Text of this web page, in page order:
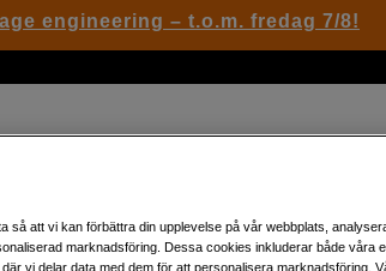
mount
Artikelnummer: 1026520
CN-E18-80mm T4,4L IS KAS
engineering – t.o.m. fredag 7/8!
så att vi kan förbättra din upplevelse på vår webbplats,
marknadsföring. Dessa cookies inkluderar både våra
vi delar data med dem för att personalisera marknadsföring.